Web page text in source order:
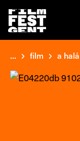
... film a